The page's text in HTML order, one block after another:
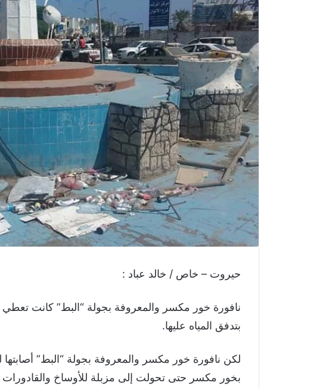
حيروت – خاص / خالد عباد :
نافورة خور مكسر والمعروفة بجولة “البط” كانت تعطي
بتدفق المياه عليها.
لكن نافورة خور مكسر والمعروفة بجولة “البط”
بخور مكسر حتى تحولت إلى مزبلة للأوساخ والقادورات